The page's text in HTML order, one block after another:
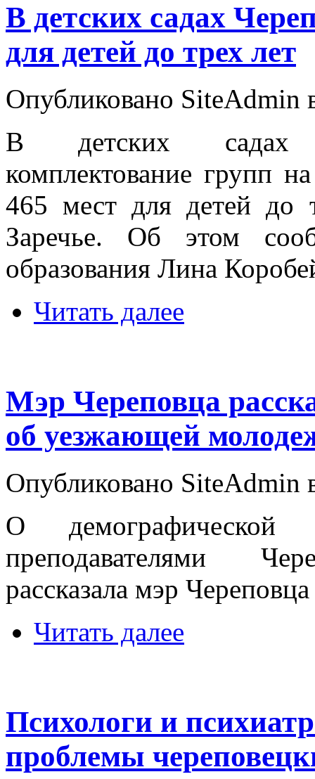
В детских садах
для детей до трех лет
Опубликовано SiteAdmin
В детских садах
комплектование групп
465 мест для детей до
Заречье. Об этом
образования Лина
Читать далее
Мэр Череповца
об уезжающей
Опубликовано SiteAdmin
О
преподавателями
рассказала мэр
Читать далее
Психологи и
проблемы